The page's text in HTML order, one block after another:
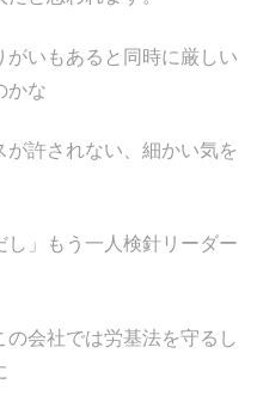
がいもあると同時に厳しい
かな
が許されない、細かい気を
」もう一人検針リーダー
会社では労基法を守るし